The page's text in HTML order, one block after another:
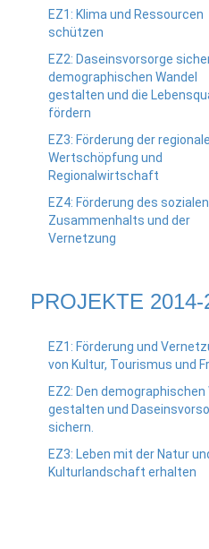
EZ1: Klima und Ressourcen
schützen
EZ2: Daseinsvorsorge
demographischen Wandel
gestalten und die
fördern
EZ3: Förderung der
Wertschöpfung und
Regionalwirtschaft
EZ4: Förderung des sozialen
Zusammenhalts und der
Vernetzung
PROJEKTE 2014-
EZ1: Förderung und
von Kultur, Tourismus und
EZ2: Den demographischen
gestalten und
sichern.
EZ3: Leben mit der Natur
Kulturlandschaft erhalten